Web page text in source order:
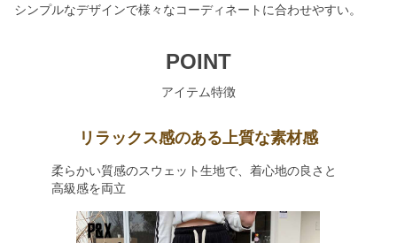
シンプルなデザインで様々なコーディネートに合わせやすい。
POINT
アイテム特徴
リラックス感のある上質な素材感
柔らかい質感のスウェット生地で、着心地の良さと
高級感を両立